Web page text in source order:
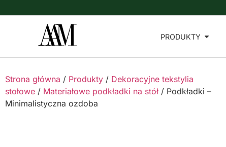
PRODUKTY
Strona główna / Produkty / Dekoracyjne tekstylia
stołowe / Materiałowe podkładki na stół / Podkładki –
Minimalistyczna ozdoba